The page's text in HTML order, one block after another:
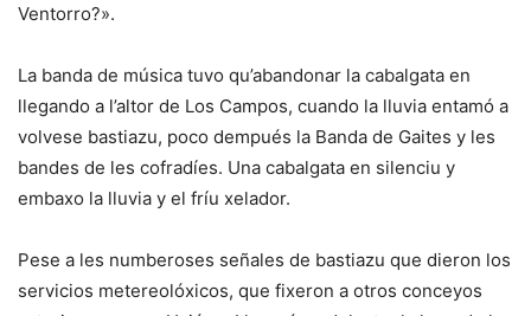
Ventorro?».
La banda de música tuvo qu’abandonar la cabalgata en
llegando a l’altor de Los Campos, cuando la lluvia entamó a
volvese bastiazu, poco dempués la Banda de Gaites y les
bandes de les cofradíes. Una cabalgata en silenciu y
embaxo la lluvia y el fríu xelador.
Pese a les numberoses señales de bastiazu que dieron los
servicios metereolóxicos, que fixeron a otros conceyos